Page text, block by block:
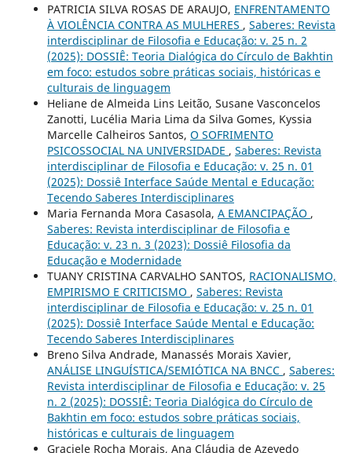
PATRICIA SILVA ROSAS DE ARAUJO, ENFRENTAMENTO
À VIOLÊNCIA CONTRA AS MULHERES , Saberes: Revista
interdisciplinar de Filosofia e Educação: v. 25 n. 2
(2025): DOSSIÊ: Teoria Dialógica do Círculo de Bakhtin
em foco: estudos sobre práticas sociais, históricas e
culturais de linguagem
Heliane de Almeida Lins Leitão, Susane Vasconcelos
Zanotti, Lucélia Maria Lima da Silva Gomes, Kyssia
Marcelle Calheiros Santos, O SOFRIMENTO
PSICOSSOCIAL NA UNIVERSIDADE , Saberes: Revista
interdisciplinar de Filosofia e Educação: v. 25 n. 01
(2025): Dossiê Interface Saúde Mental e Educação:
Tecendo Saberes Interdisciplinares
Maria Fernanda Mora Casasola, A EMANCIPAÇÃO ,
Saberes: Revista interdisciplinar de Filosofia e
Educação: v. 23 n. 3 (2023): Dossiê Filosofia da
Educação e Modernidade
TUANY CRISTINA CARVALHO SANTOS, RACIONALISMO,
EMPIRISMO E CRITICISMO , Saberes: Revista
interdisciplinar de Filosofia e Educação: v. 25 n. 01
(2025): Dossiê Interface Saúde Mental e Educação:
Tecendo Saberes Interdisciplinares
Breno Silva Andrade, Manassés Morais Xavier,
ANÁLISE LINGUÍSTICA/SEMIÓTICA NA BNCC , Saberes:
Revista interdisciplinar de Filosofia e Educação: v. 25
n. 2 (2025): DOSSIÊ: Teoria Dialógica do Círculo de
Bakhtin em foco: estudos sobre práticas sociais,
históricas e culturais de linguagem
Graciele Rocha Morais, Ana Cláudia de Azevedo